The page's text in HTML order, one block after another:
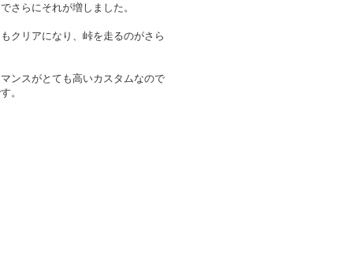
さらにそれが増しました。
クリアになり、峠を走るのがさら
ンスがとても高いカスタムなので
。